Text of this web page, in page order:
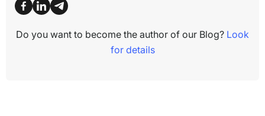
Do you want to become the author of our Blog? Look
for details